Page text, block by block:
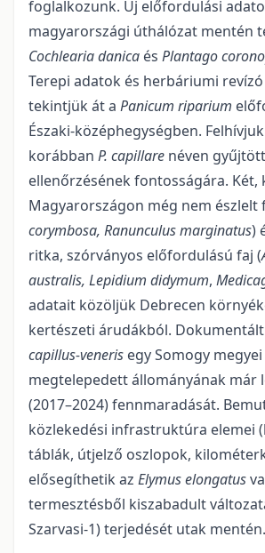
foglalkozunk. Új előfordulási
magyar­országi úthálózat mentén
Cochlearia danica és Plantago
Terepi adatok és herbáriumi
tekintjük át a Panicum riparium
Északi-középhegységben.
korábban P. capillare néven
ellenőrzésének fontosságára. Két,
Magyarországon még nem észlelt
corymbosa, Ranunculus marginatus)
ritka, szórványos előfordulású faj (
australis, Lepidium didymum,
adatait közöljük Debrecen
kertészeti árudákból.
capil­lus-veneris egy So­mogy
megtelepedett állományának már
(2017–2024) fennmaradását.
közlekedési infrastruktúra elemei
táblák, útjelző oszlo­pok,
elősegíthetik az Elymus elongatus
termesztésből kiszaba­dult
Szarvasi-1) terjedését utak mentén.